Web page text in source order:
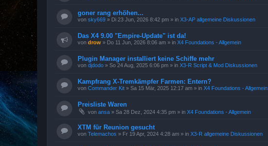
goner rang erhöhen...
von sky669 » Di 23 Jun, 2026 8:42 pm » in X3-AP allgemeine Diskussionen
Das X4 9.00 "Empire-Update" ist da!
von drow » Do 11 Jun, 2026 8:06 am » in X4 Foundations - Allgemein
Plugin Manager installiert keine Schiffe mehr
von djdodo » So 24 Aug, 2025 6:06 pm » in X3-R Script & Mod Diskussionen
Kampfrang X-Tremkämpfer Farmen: Entern?
von Commander Kit » Sa 15 Mär, 2025 12:17 am » in X4 Foundations - Allgemein
Preisliste Waren
von ansa » Sa 28 Dez, 2024 4:35 pm » in X4 Foundations - Allgemein
XTM für Reunion gesucht
von Telemachos » Fr 19 Apr, 2024 4:28 am » in X3-R allgemeine Diskussionen